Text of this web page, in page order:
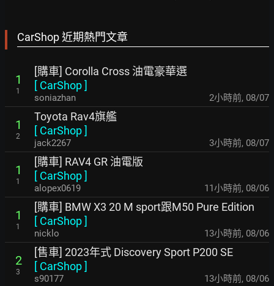
CarShop 近期熱門文章
1
1
[購車] Corolla Cross 油電豪華選
[ CarShop]
soniazhan 2小時前, 08/07
1
2
Toyota Rav4旗艦
[ CarShop]
jack2267 3小時前, 08/07
1
1
[購車] RAV4 GR 油電版
[ CarShop]
alopex0619 11小時前, 08/06
1
1
[購車] BMW X3 20 M sport跟M50 Pure Edition
[ CarShop]
nicklo 13小時前, 08/06
2
3
[售車] 2023年式 Discovery Sport P200 SE
[ CarShop]
s90177 13小時前, 08/06